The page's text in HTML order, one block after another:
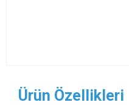
Ürün Özellikleri